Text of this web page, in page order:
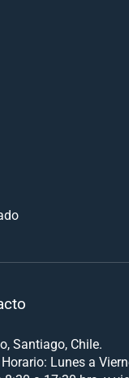
Santiago, Chile.
Lunes a